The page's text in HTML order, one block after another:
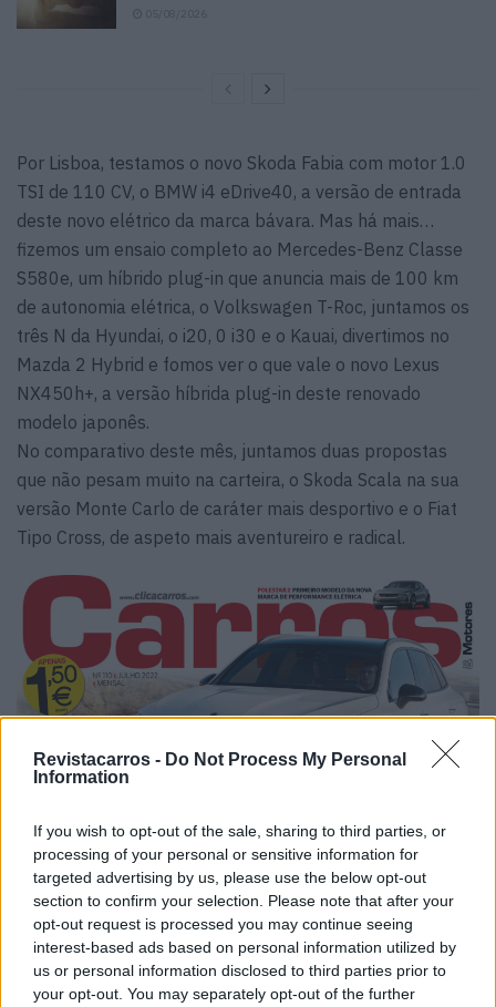
Revistacarros - Do Not Process My Personal
Information
If you wish to opt-out of the sale, sharing to third parties, or
processing of your personal or sensitive information for
targeted advertising by us, please use the below opt-out
section to confirm your selection. Please note that after your
opt-out request is processed you may continue seeing
interest-based ads based on personal information utilized by
us or personal information disclosed to third parties prior to
your opt-out. You may separately opt-out of the further
Por Lisboa, testamos o novo Skoda Fabia com motor 1.0
TSI de 110 CV, o BMW i4 eDrive40, a versão de entrada
deste novo elétrico da marca bávara. Mas há mais…
fizemos um ensaio completo ao Mercedes-Benz Classe
S580e, um híbrido plug-in que anuncia mais de 100 km
de autonomia elétrica, o Volkswagen T-Roc, juntamos os
três N da Hyundai, o i20, 0 i30 e o Kauai, divertimos no
Mazda 2 Hybrid e fomos ver o que vale o novo Lexus
NX450h+, a versão híbrida plug-in deste renovado
modelo japonês.
No comparativo deste mês, juntamos duas propostas
que não pesam muito na carteira, o Skoda Scala na sua
versão Monte Carlo de caráter mais desportivo e o Fiat
Tipo Cross, de aspeto mais aventureiro e radical.